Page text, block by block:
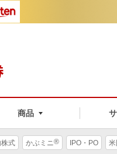
商品
株式 かぶミニ® IPO・PO